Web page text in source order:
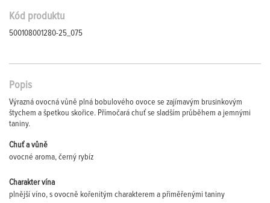
Kód produktu
500108001280-25_075
Popis
Výrazná ovocná vůně plná bobulového ovoce se zajímavým brusinkovým
štychem a špetkou skořice. Přímočará chuť se sladším průběhem a jemnými
taniny.
Chuť a vůně
ovocné aroma, černý rybíz
Charakter vína
plnější víno, s ovocně kořenitým charakterem a přiměřenými taniny